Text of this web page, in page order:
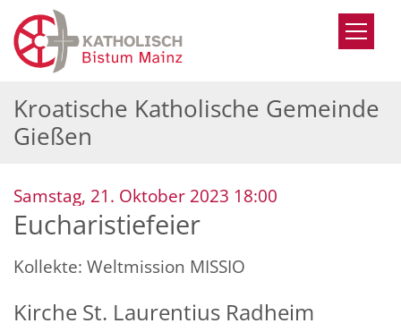
Zum Inhalt springen
Kroatische Katholische Gemeinde
Gießen
Samstag, 21. Oktober 2023 18:00
Eucharistiefeier
Kollekte: Weltmission MISSIO
Kirche St. Laurentius Radheim